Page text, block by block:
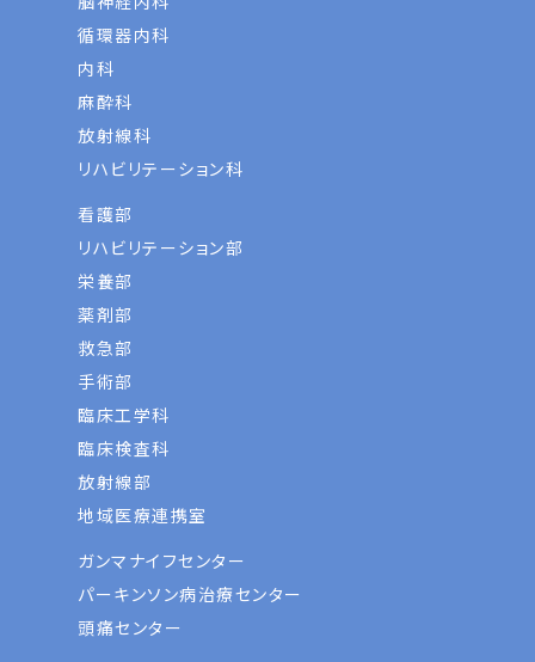
循環器内科
内科
麻酔科
放射線科
リハビリテーション科
看護部
リハビリテーション部
栄養部
薬剤部
救急部
手術部
臨床工学科
臨床検査科
放射線部
地域医療連携室
ガンマナイフセンター
パーキンソン病治療センター
頭痛センター